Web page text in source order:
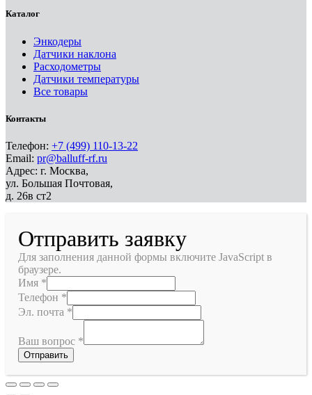
Каталог
Энкодеры
Датчики наклона
Расходометры
Датчики температуры
Все товары
Контакты
Телефон: +7 (499) 110-13-22
Email: pr@balluff-rf.ru
Адрес: г. Москва,
ул. Большая Почтовая,
д. 26в ст2
Отправить заявку
Для заполнения данной формы включите JavaScript в
браузере.
Имя *
Телефон *
Эл. почта *
Ваш вопрос *
Отправить